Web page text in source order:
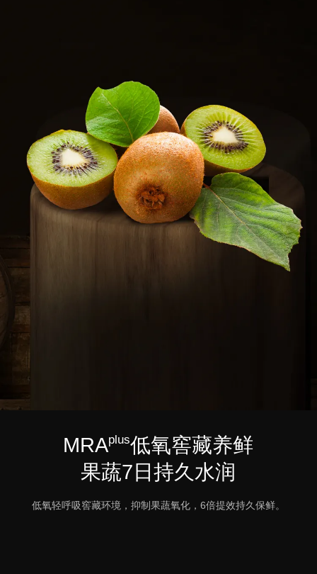
MRAplus低氧窖藏养鲜
果蔬7日持久水润
低氧轻呼吸窖藏环境，抑制果蔬氧化，6倍提效持久保鲜。